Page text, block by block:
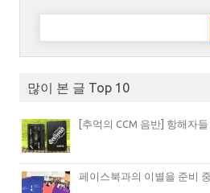
다음 검색:
많이 본 글 Top 10
[추억의 CCM 음반] 항해자
페이스북과의 이별을 준비